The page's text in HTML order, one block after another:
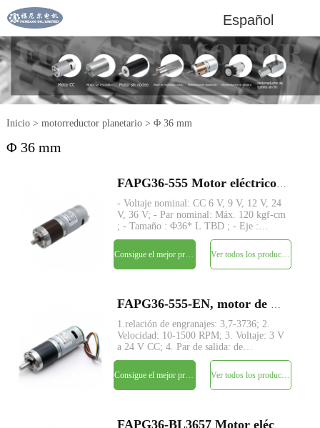
Español
Inicio> motorreductor planetario> Φ 36 mm
Φ 36 mm
- Voltaje nominal: CC 6 V, 9 V, 12 V, 24
V, 36 V; - Par nominal: Máx. 120 kgf-cm
; - Tamaño : Φ36* L TBD ; - Eje :
Φ8mm D-cut 1mm; - Codificador:
Codificador magnético; - MOQ: 500
piezas
Ver todos los productos
1.relación de engranajes: 3,7-3736; 2.
Velocidad: 10-1500 RPM; 3. Voltaje: 3 V
a 24 V CC; 4. Par de salida: de
5kg.cm~150kg.cm; 5. Estructura de
engranajes planetarios con eje de
transmisión concéntrico; 6. Gran par y
bajo nivel de ruido; 7. Codific
Ver todos los productos